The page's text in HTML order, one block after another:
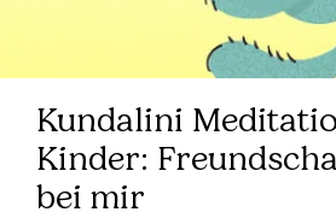
Kundalini
Kinder:
bei mir